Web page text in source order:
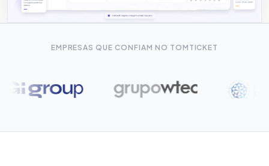
EMPRESAS QUE CONFIAM NO TOMTICKET